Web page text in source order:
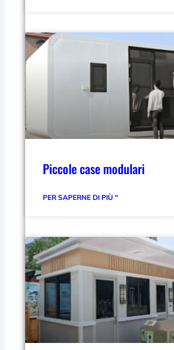
Piccole case modulari
PER SAPERNE DI PIÙ "